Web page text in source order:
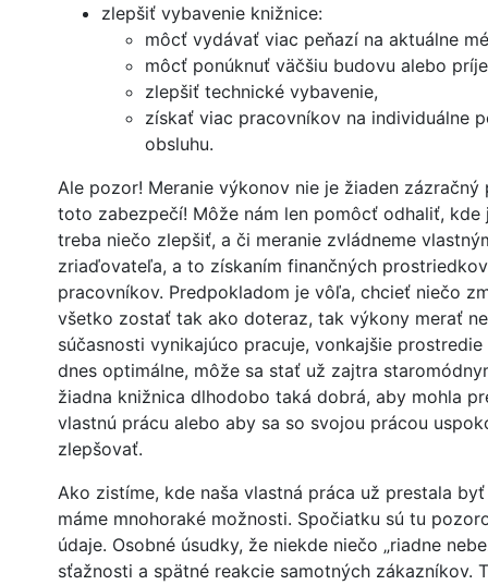
zlepšiť vybavenie knižnice:
môcť vydávať viac peňazí na aktuálne
môcť ponúknuť väčšiu budovu alebo
zlepšiť technické vybavenie,
získať viac pracovníkov na individuálne
obsluhu.
Ale pozor! Meranie výkonov nie je žiaden
toto zabezpečí! Môže nám len pomôcť odhaliť, kde
treba niečo zlepšiť, a či meranie zvládneme
zriaďovateľa, a to získaním finančných
pracovníkov. Predpokladom je vôľa, chcieť niečo
všetko zostať tak ako doteraz, tak výkony merať
súčasnosti vynikajúco pracuje, vonkajšie
dnes optimálne, môže sa stať už zajtra
žiadna knižnica dlhodobo taká dobrá, aby mohla
vlastnú prácu alebo aby sa so svojou prácou
zlepšovať.
Ako zistíme, kde naša vlastná práca už prestala
máme mnohoraké možnosti. Spočiatku sú tu
údaje. Osobné úsudky, že niekde niečo „riadne
sťažnosti a spätné reakcie samotných zákazníkov.